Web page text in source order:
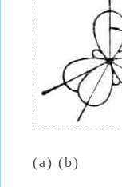
(a) (b)